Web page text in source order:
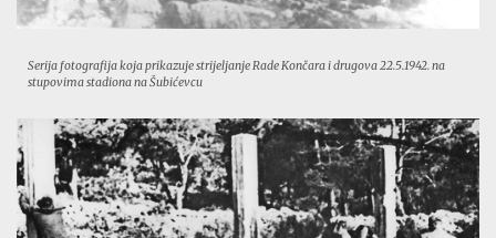
Serija fotografija koja prikazuje strijeljanje Rade Končara i drugova 22.5.1942. na
stupovima stadiona na Šubićevcu